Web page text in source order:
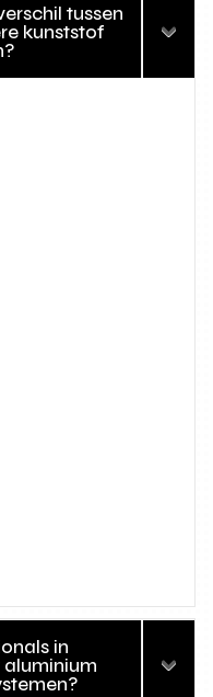
tussen
kunststof
in